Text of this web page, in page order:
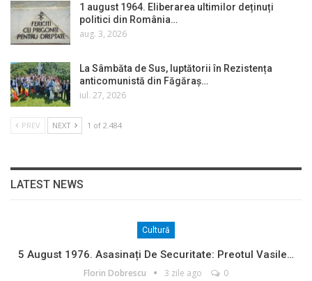
1 august 1964. Eliberarea ultimilor deținuți
politici din România…
aug. 3, 2026
La Sâmbăta de Sus, luptătorii în Rezistența
anticomunistă din Făgăraș…
iul. 27, 2026
PREV NEXT 1 of 2.484
LATEST NEWS
Cultură
5 August 1976. Asasinați De Securitate: Preotul Vasile…
Florin Dobrescu 3 zile ago 0